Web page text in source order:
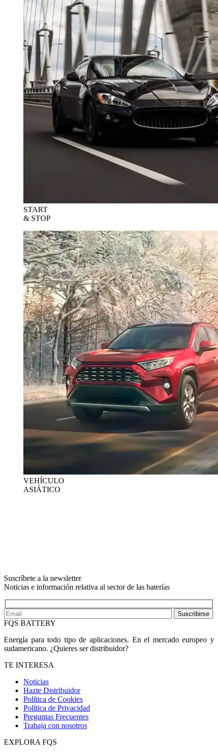
START
& STOP
VEHÍCULO
ASIÁTICO
Suscríbete a la newsletter
Noticias e información relativa al sector de las baterías
Suscribirse
FQS BATTERY
Energía para todo tipo de aplicaciones. En el mercado europeo y
sudamericano. ¿Quieres ser distribuidor?
TE INTERESA
Noticias
Hazte Distribuidor
Política de Cookies
Política de Privacidad
Preguntas Frecuentes
Trabaja con nosotros
EXPLORA FQS